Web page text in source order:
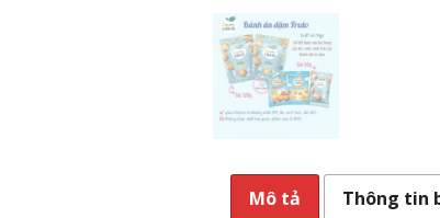
Mô tả Thông tin